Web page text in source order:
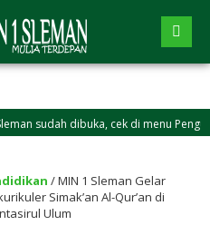
sudah dibuka, cek di menu
/MIN 1 Sleman Gelar
Simak’an Al-Qur’an di
Ulum